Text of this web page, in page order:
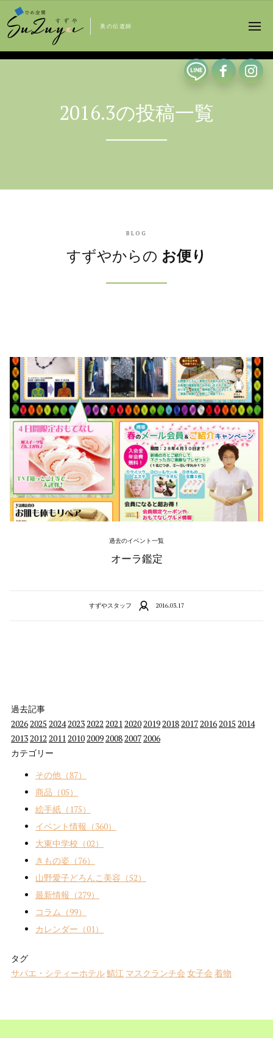
美の伝道師
2016.3の投稿一覧
BLOG
すずやからの お便り
過去のイベント一覧
オーラ鑑定
すずやスタッフ 2016.03.17
過去記事
20262025 202420232022 2021202020192018201720162015 2014
20132012 201120102009200820072006
カテゴリー
その他（87）
商品（05）
絵手紙（175）
イベント情報（360）
大東中学校（02）
きもの姿（76）
山野愛子どろんこ美容（52）
最新情報（279）
コラム（99）
カレンダー（01）
タグ
サバエ・シティーホテル鯖江 マスクランチ会 女子会 着物